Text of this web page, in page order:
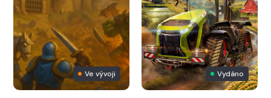
Ve vývoji Vydáno